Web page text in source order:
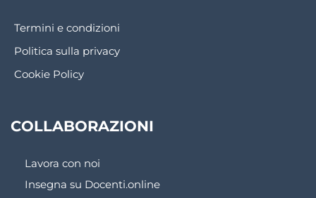
Termini e condizioni
Politica sulla privacy
Cookie Policy
COLLABORAZIONI
Lavora con noi
Insegna su Docenti.online